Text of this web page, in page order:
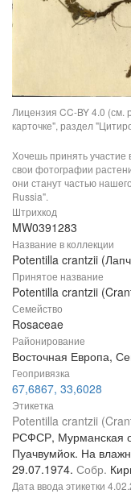
Лицензия CC-BY 4.0 (см.
карточке", раздел
Хочешь принять
свои фотографии
они станут частью
Russia".
Штрихкод
MW0391283
Название в коллекции
Potentilla crantzii
Принятое название
Potentilla crantzii
Семейство
Rosaceae
Районирование
Восточная Европа,
Геопривязка
67,6867, 33,6028
Этикетка
Potentilla crantzii
РСФСР, Мурманская
Пуачвумйок. На
29.07.1974. Собр.
Дата ввода этикетки